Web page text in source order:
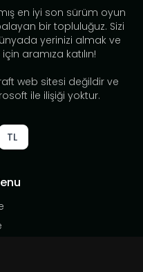
en iyi son sürüm oyun
bir topluluğuz. Sizi
yerinizi almak ve
aramıza katılın!
web sitesi değildir ve
ile ilişiği yoktur.
TL